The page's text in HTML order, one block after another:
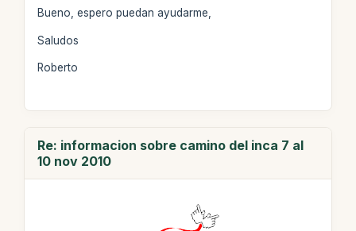
Bueno, espero puedan ayudarme,
Saludos
Roberto
Re: informacion sobre camino del inca 7 al
10 nov 2010